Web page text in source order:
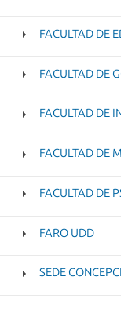
FACULTAD DE
FACULTAD DE
FACULTAD DE
FACULTAD DE
FACULTAD DE
FARO UDD
SEDE